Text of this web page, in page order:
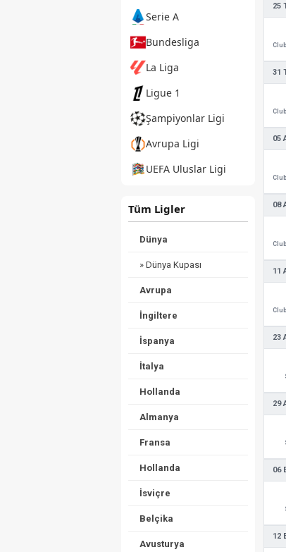
Serie A
Bundesliga
La Liga
Ligue 1
Şampiyonlar Ligi
Avrupa Ligi
UEFA Uluslar Ligi
Tüm Ligler
Dünya
» Dünya Kupası
Avrupa
İngiltere
İspanya
İtalya
Hollanda
Almanya
Fransa
Hollanda
İsviçre
Belçika
Avusturya
25
31
05
08
11
23
29
06
12